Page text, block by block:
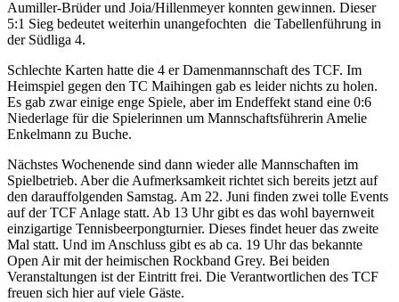
Aumiller-Brüder und Joia/Hillenmeyer konnten gewinnen. Dieser
5:1 Sieg bedeutet weiterhin unangefochten die Tabellenführung in
der Südliga 4.
Schlechte Karten hatte die 4 er Damenmannschaft des TCF. Im
Heimspiel gegen den TC Maihingen gab es leider nichts zu holen.
Es gab zwar einige enge Spiele, aber im Endeffekt stand eine 0:6
Niederlage für die Spielerinnen um Mannschaftsführerin Amelie
Enkelmann zu Buche.
Nächstes Wochenende sind dann wieder alle Mannschaften im
Spielbetrieb. Aber die Aufmerksamkeit richtet sich bereits jetzt auf
den darauffolgenden Samstag. Am 22. Juni finden zwei tolle Events
auf der TCF Anlage statt. Ab 13 Uhr gibt es das wohl bayernweit
einzigartige Tennisbeerpongturnier. Dieses findet heuer das zweite
Mal statt. Und im Anschluss gibt es ab ca. 19 Uhr das bekannte
Open Air mit der heimischen Rockband Grey. Bei beiden
Veranstaltungen ist der Eintritt frei. Die Verantwortlichen des TCF
freuen sich hier auf viele Gäste.